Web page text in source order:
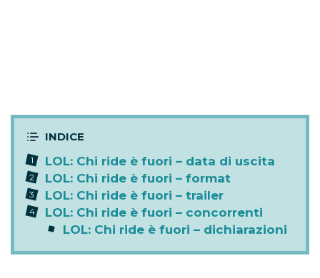
LOL: Chi ride è fuori – data di uscita
LOL: Chi ride è fuori – format
LOL: Chi ride è fuori – trailer
LOL: Chi ride è fuori – concorrenti
LOL: Chi ride è fuori – dichiarazioni